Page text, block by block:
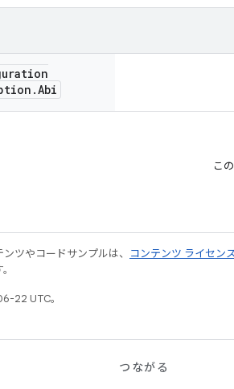
.Abi
こ
ツやコードサンプルは、 コンテンツ ライセン
22 UTC。
つながる